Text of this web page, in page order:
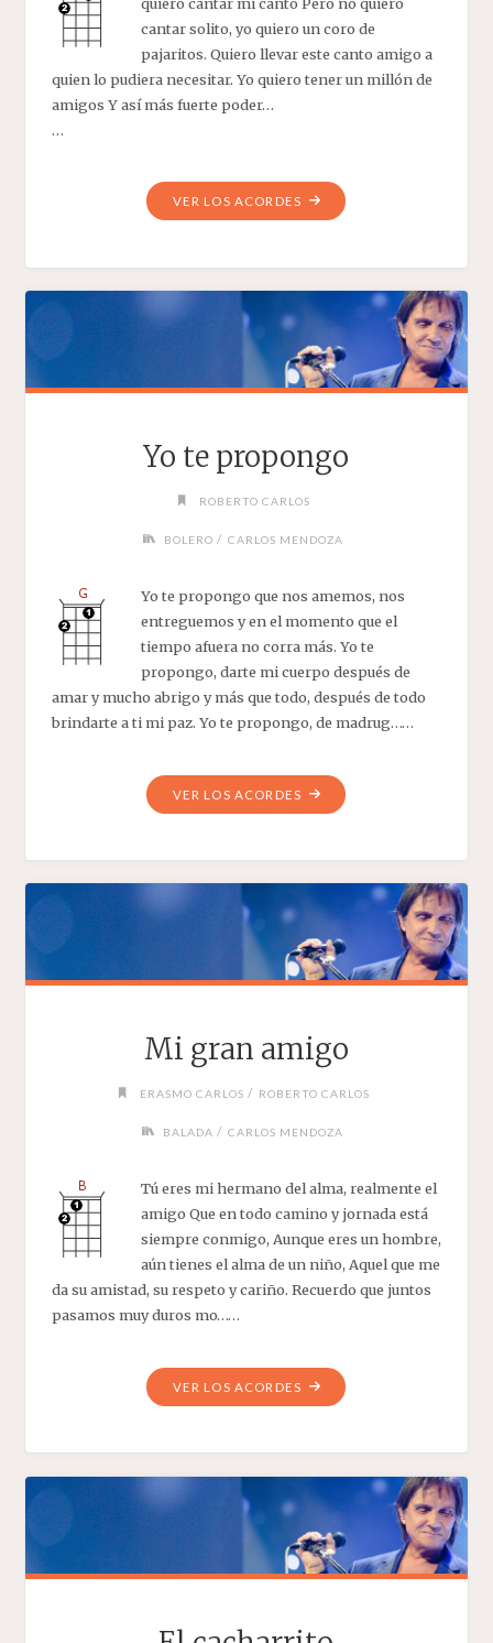
cantar solito, yo quiero un coro de
pajaritos. Quiero llevar este canto amigo a
quien lo pudiera necesitar. Yo quiero tener un millón de
amigos Y así más fuerte poder…
…
VER LOS ACORDES"UN
Yo te propongo
ROBERTO CARLOS
BOLERO / CARLOS MENDOZA
Yo te propongo que nos amemos, nos
entreguemos y en el momento que el
tiempo afuera no corra más. Yo te
propongo, darte mi cuerpo después de
amar y mucho abrigo y más que todo, después de todo
brindarte a ti mi paz. Yo te propongo, de madrug……
VER LOS ACORDES"YO
TE
Mi gran amigo
ERASMO CARLOS / ROBERTO CARLOS
BALADA / CARLOS MENDOZA
Tú eres mi hermano del alma, realmente el
amigo Que en todo camino y jornada está
siempre conmigo, Aunque eres un hombre,
aún tienes el alma de un niño, Aquel que me
da su amistad, su respeto y cariño. Recuerdo que juntos
pasamos muy duros mo……
VER LOS ACORDES"MI